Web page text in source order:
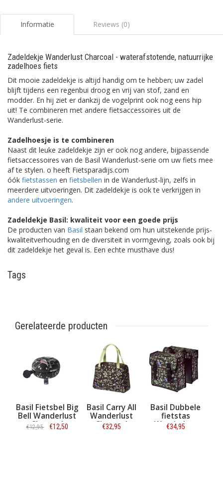
Informatie Reviews (0)
Zadeldekje Wanderlust Charcoal - waterafstotende, natuurrijke
zadelhoes fiets
Dit mooie zadeldekje is altijd handig om te hebben; uw zadel
blijft tijdens een regenbui droog en vrij van stof, zand en
modder. En hij ziet er dankzij de vogelprint ook nog eens hip
uit! Te combineren met andere fietsaccessoires uit de
Wanderlust-serie.
Zadelhoesje is te combineren
Naast dit leuke zadeldekje zijn er ook nog andere, bijpassende
fietsaccessoires van de Basil Wanderlust-serie om uw fiets mee
af te stylen. o heeft Fietsparadijs.com
óók fietstassen en fietsbellen in de Wanderlust-lijn, zelfs in
meerdere uitvoeringen. Dit zadeldekje is ook te verkrijgen in
andere uitvoeringen.
Zadeldekje Basil: kwaliteit voor een goede prijs
De producten van Basil staan bekend om hun uitstekende prijs-
kwaliteitverhouding en de diversiteit in vormgeving, zoals ook bij
dit zadeldekje het geval is. Een echte musthave dus!
Tags
Gerelateerde producten
Basil Fietsbel Big
Bell Wanderlust
Charcoal
€12,95 €12,50
Basil Carry All
Wanderlust
Charcoal
€32,95
Basil Dubbele
fietstas
Wanderlust
Charcoal
€34,95